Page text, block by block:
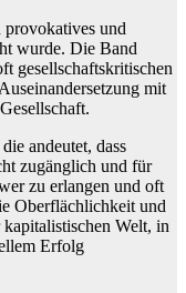
und
wurde. Die Band
gesellschaftskritischen
mit
andeutet, dass
zugänglich und für
zu erlangen und oft
Oberflächlichkeit und
Welt, in
Erfolg